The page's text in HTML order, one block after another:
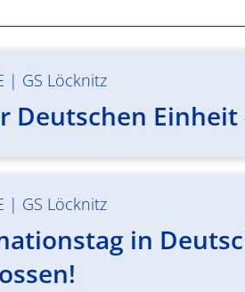
| GS Löcknitz
Deutschen
| GS Löcknitz
in